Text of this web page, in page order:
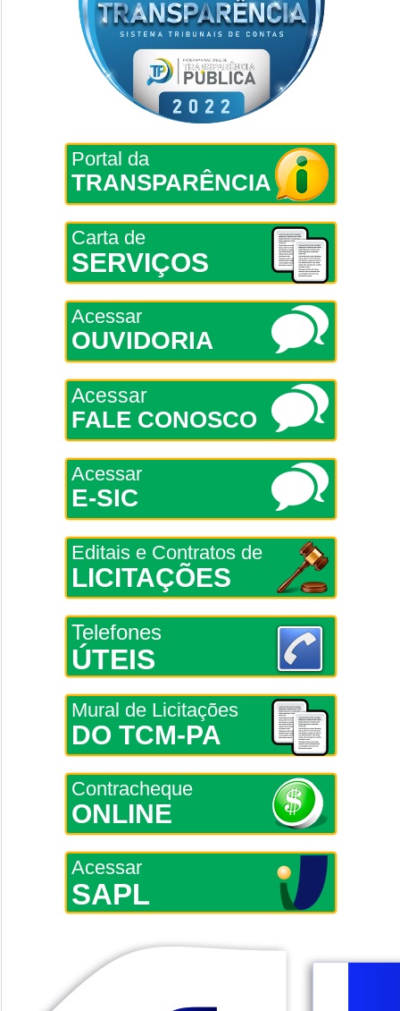
Portal da
TRANSPARÊNCIA
Carta de
SERVIÇOS
Acessar
OUVIDORIA
Acessar
FALE CONOSCO
Acessar
E-SIC
Editais e Contratos de
LICITAÇÕES
Telefones
ÚTEIS
Mural de Licitações
DO TCM-PA
Contracheque
ONLINE
Acessar
SAPL